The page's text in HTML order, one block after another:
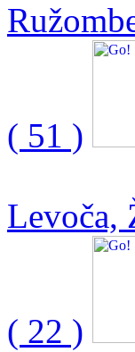
( 51 )
Levoča,
( 22 )